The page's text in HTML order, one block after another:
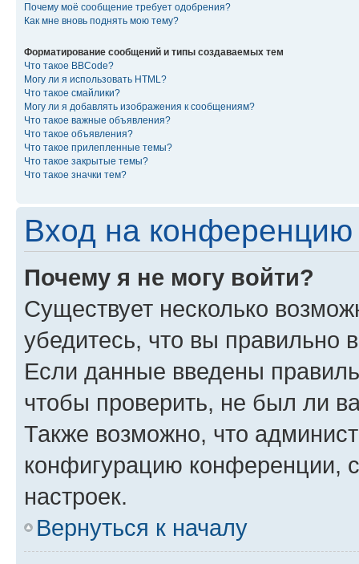
Почему моё сообщение требует одобрения?
Как мне вновь поднять мою тему?
Форматирование сообщений и типы создаваемых тем
Что такое BBCode?
Могу ли я использовать HTML?
Что такое смайлики?
Могу ли я добавлять изображения к сообщениям?
Что такое важные объявления?
Что такое объявления?
Что такое прилепленные темы?
Что такое закрытые темы?
Что такое значки тем?
Вход на конференцию
Почему я не могу войти?
Существует несколько
убедитесь, что вы правильно
Если данные введены
чтобы проверить, не был ли
Также возможно, что
конфигурацию конференции,
настроек.
Вернуться к началу